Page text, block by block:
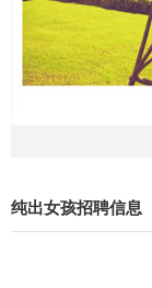
纯出女孩招聘信息